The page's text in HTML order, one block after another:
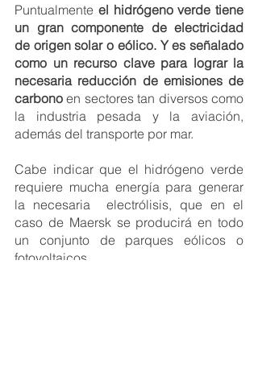
Puntualmente el hidrógeno verde tiene
un gran componente de electricidad
de origen solar o eólico. Y es señalado
como un recurso clave para lograr la
necesaria reducción de emisiones de
carbono en sectores tan diversos como
la industria pesada y la aviación,
además del transporte por mar.
Cabe indicar que el hidrógeno verde
requiere mucha energía para generar
la necesaria  electrólisis, que en el
caso de Maersk se producirá en todo
un conjunto de parques eólicos o
fotovoltaicos.